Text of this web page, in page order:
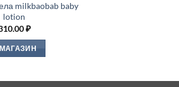
milkbaobab baby
lotion
₽